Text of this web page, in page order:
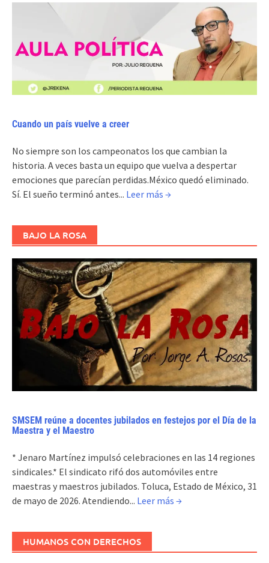
Cuando un país vuelve a creer
No siempre son los campeonatos los que cambian la
historia. A veces basta un equipo que vuelva a despertar
emociones que parecían perdidas.México quedó eliminado.
Sí. El sueño terminó antes... Leer más →
BAJO LA ROSA
SMSEM reúne a docentes jubilados en festejos por el Día de la
Maestra y el Maestro
* Jenaro Martínez impulsó celebraciones en las 14 regiones
sindicales.* El sindicato rifó dos automóviles entre
maestras y maestros jubilados. Toluca, Estado de México, 31
de mayo de 2026. Atendiendo... Leer más →
HUMANOS CON DERECHOS